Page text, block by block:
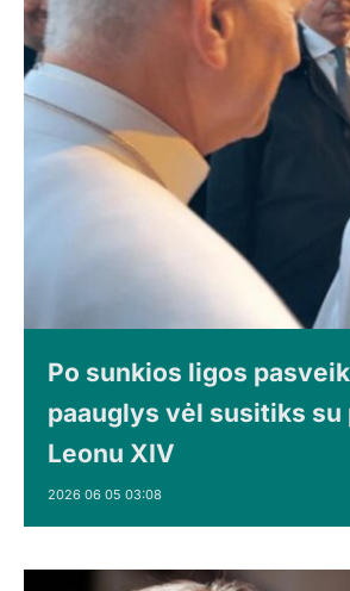
Po sunkios ligos
paauglys vėl susitiks su
Leonu XIV
2026 06 05 03:08